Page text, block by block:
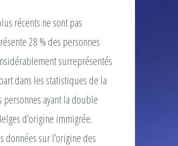
récents ne sont pas
28 % des personnes
surreprésentés
dans les statistiques de la
ayant la double
d’origine immigrée.
données sur l’origine des